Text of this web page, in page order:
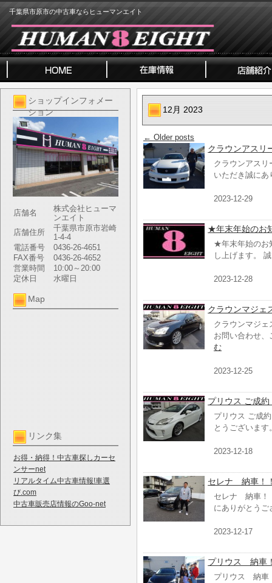
千葉県市原市の中古車ならヒューマンエイト
ショップインフォメー
ション
店舗名
株式会社ヒューマ
ンエイト
店舗住所
千葉県市原市岩崎
1-4-4
電話番号
0436-26-4651
FAX番号
0436-26-4652
営業時間
10:00～20:00
定休日
水曜日
Map
リンク集
お得・納得！中古車探しカーセ
ンサーnet
リアルタイム中古車情報!車選
び.com
中古車販売店情報のGoo-net
12月 2023
← Older posts
クラウンアス
クラウンアス
いただき誠に
2023-12-29
★年末年始のお
★年末年始のお
し上げます。
2023-12-28
クラウンマジ
クラウンマジ
お問い合わせ
む
2023-12-25
プリウス ご成約
プリウス ご成
とうございま
2023-12-18
セレナ 納車！
セレナ 納車！
にありがとう
2023-12-17
プリウス 納車
プリウス 納車